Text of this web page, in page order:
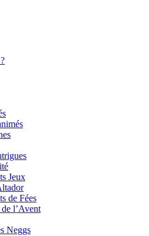
Jeux
de Fées
l’Avent
Neggs